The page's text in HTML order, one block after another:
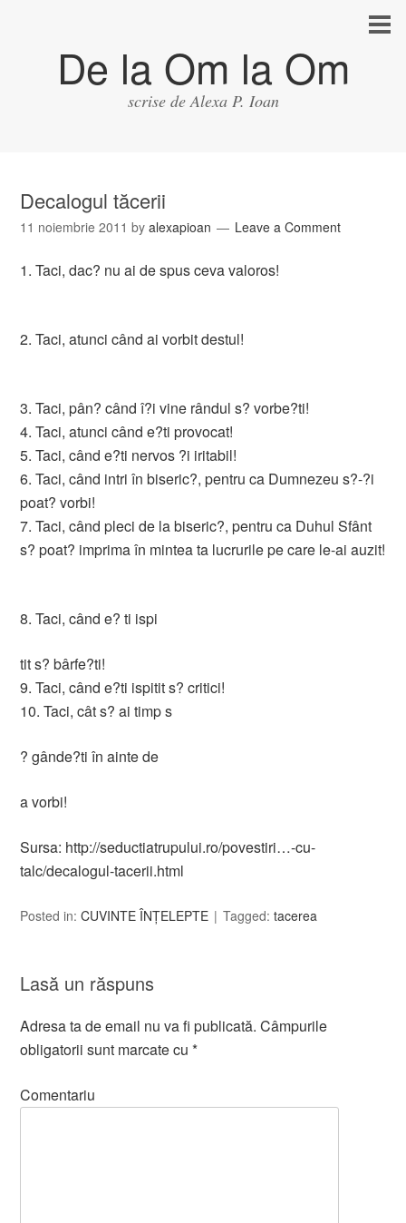
De la Om la Om
scrise de Alexa P. Ioan
Decalogul tăcerii
11 noiembrie 2011 byalexapioan Leave a Comment
1. Taci, dac? nu ai de spus ceva valoros!
2. Taci, atunci când ai vorbit destul!
3. Taci, pân? când î?i vine rândul s? vorbe?ti!
4. Taci, atunci când e?ti provocat!
5. Taci, când e?ti nervos ?i iritabil!
6. Taci, când intri în biseric?, pentru ca Dumnezeu s?-?i
poat? vorbi!
7. Taci, când pleci de la biseric?, pentru ca Duhul Sfânt
s? poat? imprima în mintea ta lucrurile pe care le-ai auzit!
8. Taci, când e? ti ispi
tit s? bârfe?ti!
9. Taci, când e?ti ispitit s? critici!
10. Taci, cât s? ai timp s
? gânde?ti în ainte de
a vorbi!
Sursa: http://seductiatrupului.ro/povestiri…-cu-
talc/decalogul-tacerii.html
Posted in:CUVINTE ÎNȚELEPTE Tagged:tacerea
Lasă un răspuns
Adresa ta de email nu va fi publicată. Câmpurile
obligatorii sunt marcate cu*
Comentariu